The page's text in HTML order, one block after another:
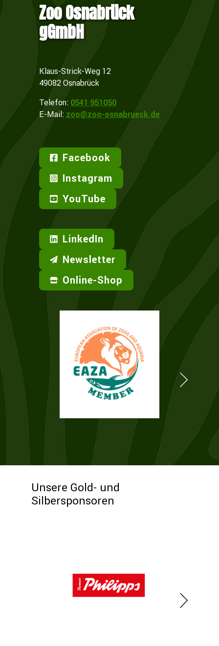
Zoo Osnabrück
gGmbH
Klaus-Strick-Weg 12
49082 Osnabrück
Telefon: 0541 951050
E-Mail: zoo@zoo-osnabrueck.de
Facebook
Instagram
YouTube
LinkedIn
Newsletter
Online-Shop
Unsere Gold- und
Silbersponsoren